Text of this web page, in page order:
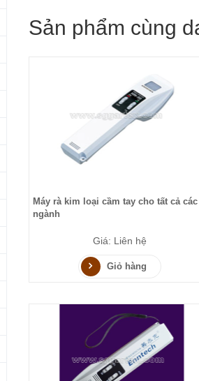
Sản phẩm cùng
Máy rà kim loại cầm tay cho tất cả các
ngành
Giá: Liên hệ
Giỏ hàng